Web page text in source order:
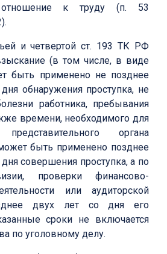
отношение к труду (п. 53
и четвертой ст. 193 ТК РФ
(в том числе, в виде
быть применено не позднее
обнаружения проступка, не
работника, пребывания
времени, необходимого для
органа
быть применено позднее
совершения проступка, а по
проверки финансово-
или аудиторской
двух лет со дня его
сроки не включается
по уголовному делу.